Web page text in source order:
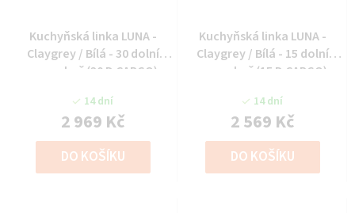
Kuchyňská linka LUNA -
Claygrey / Bílá - 30 dolní
cargo koš (30 D CARGO)
14 dní
2 969 Kč
DO KOŠÍKU
Kuchyňská linka LUNA -
Claygrey / Bílá - 15 dolní
cargo koš (15 D CARGO)
14 dní
2 569 Kč
DO KOŠÍKU